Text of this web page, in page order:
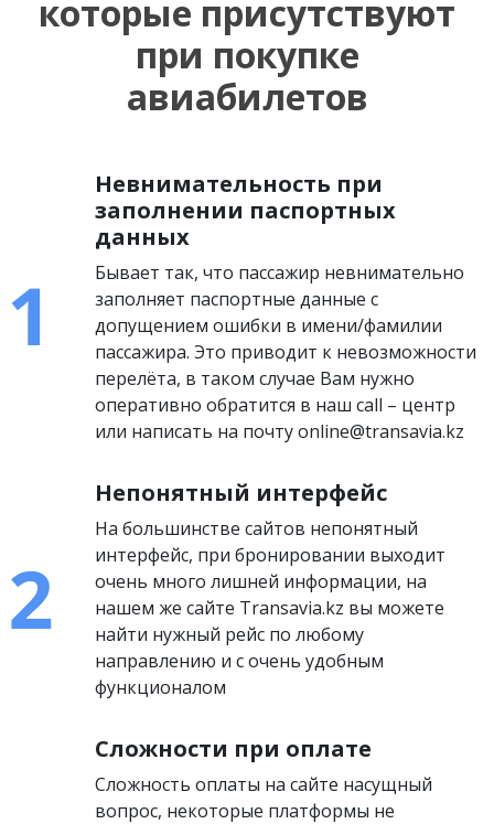
которые присутствуют
при покупке
авиабилетов
Невнимательность при
заполнении паспортных
данных
Бывает так, что пассажир невнимательно
заполняет паспортные данные с
допущением ошибки в имени/фамилии
пассажира. Это приводит к невозможности
перелёта, в таком случае Вам нужно
оперативно обратится в наш call – центр
или написать на почту online@transavia.kz
Непонятный интерфейс
На большинстве сайтов непонятный
интерфейс, при бронировании выходит
очень много лишней информации, на
нашем же сайте Transavia.kz вы можете
найти нужный рейс по любому
направлению и с очень удобным
функционалом
Сложности при оплате
Сложность оплаты на сайте насущный
вопрос, некоторые платформы не